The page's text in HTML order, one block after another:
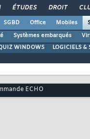
ÉTUDES DROIT
SGBD Office Mobiles
Systèmes embarqués
WINDOWS LOGICIELS &
ECHO